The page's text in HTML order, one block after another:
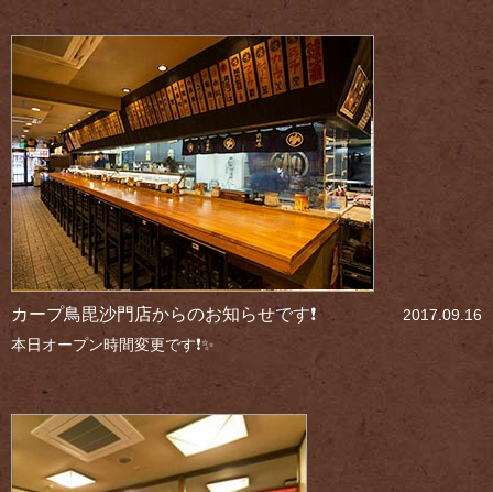
2017.09.16
カープ鳥毘沙門店からのお知らせです❗
本日オープン時間変更です❗✨